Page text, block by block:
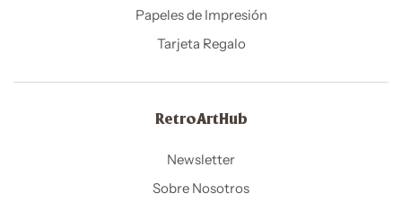
Papeles de Impresión
Tarjeta Regalo
RetroArtHub
Newsletter
Sobre Nosotros